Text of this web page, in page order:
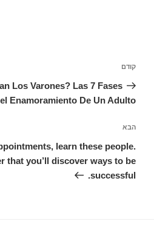
הפוסט
הקודם
קודם
Los Varones? Las 7 Fases
Enamoramiento De Un Adulto
הפוסט
הבא
הבא
learn these people.
that you’ll discover ways to be
successful.